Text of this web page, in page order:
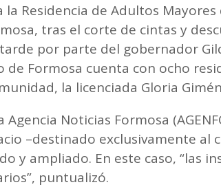
Residencia de Adultos
tras el corte de cintas y
por parte del gobernador
Formosa cuenta con ocho
la licenciada Gloria
Noticias Formosa
–destinado exclusivamente al
y ampliado. En este caso, “las
puntualizó.